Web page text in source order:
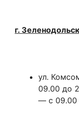
г. Зеленодольск
ул.
09.00 до
— с 09.00